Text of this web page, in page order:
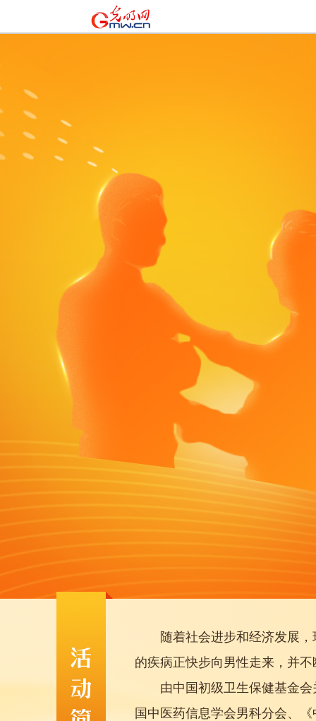
随着社会进步和经济发展，
的疾病正快步向男性走来，并
由中国初级卫生保健基金会
国中医药信息学会男科分会、